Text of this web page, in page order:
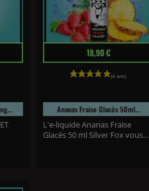
Prix 18,90 €
Ananas Fraise Glacés 50ml...
L'e-liquide Ananas Fraise
Glacés 50 ml Silver Fox vous...